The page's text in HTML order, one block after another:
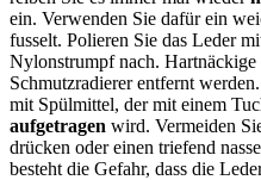
ein. Verwenden Sie dafür ein
fusselt. Polieren Sie das Leder
Nylonstrumpf nach.
Schmutzradierer entfernt
mit Spülmittel, der mit einem
aufgetragen wird. Vermeiden
drücken oder einen triefend
besteht die Gefahr, dass die